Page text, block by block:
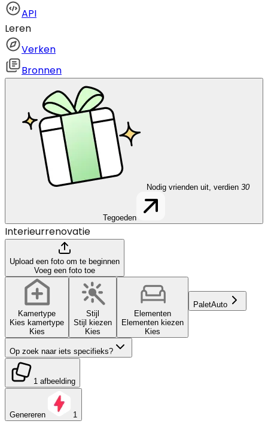
API
Leren
Verken
Bronnen
Nodig vrienden uit, verdien 30
Tegoeden
Interieurrenovatie
Upload een foto om te beginnen
Voeg een foto toe
Kamertype
Kies kamertype
Kies
Stijl
Stijl kiezen
Kies
Elementen
Elementen kiezen
Kies
PaletAuto
Op zoek naar iets specifieks?
1 afbeelding
Genereren 1